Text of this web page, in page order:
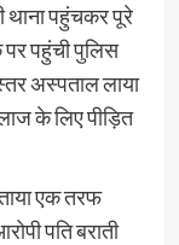
थाना पहुंचकर पूरे
पर पहुंची पुलिस
अस्पताल लाया
के लिए पीड़ित
एक तरफ
पति बराती